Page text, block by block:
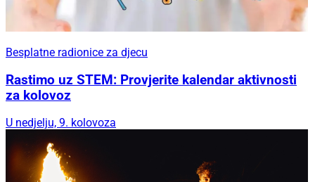
Besplatne radionice za djecu
Rastimo uz STEM: Provjerite kalendar aktivnosti
za kolovoz
U nedjelju, 9. kolovoza